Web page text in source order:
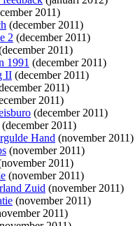
2011)
(december 2011)
2 (december 2011)
2011)
1991 (december 2011)
II (december 2011)
2011)
2011)
(december 2011)
(december 2011)
Hand (november 2011)
(november 2011)
2011)
(november 2011)
Zuid (november 2011)
(november 2011)
2011)